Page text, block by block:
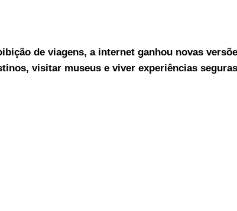
de viagens, a internet ganhou novas
visitar museus e viver experiências